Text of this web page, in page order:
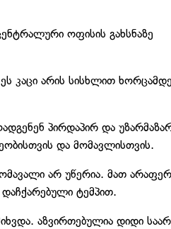
ოფისის გახსნაზე
კაცი არის სისხლით
პირდაპირ და
და მომავლისთვის.
არ უწერია. მათ
ტემპით.
აზვირთებულია დიდი